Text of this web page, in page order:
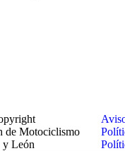
de Motociclismo
y León